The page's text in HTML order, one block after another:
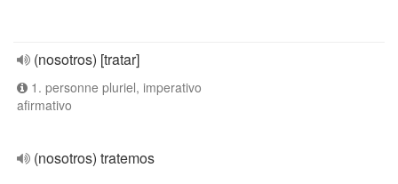
(nosotros) [tratar]
1. personne pluriel, imperativo
afirmativo
(nosotros) tratemos